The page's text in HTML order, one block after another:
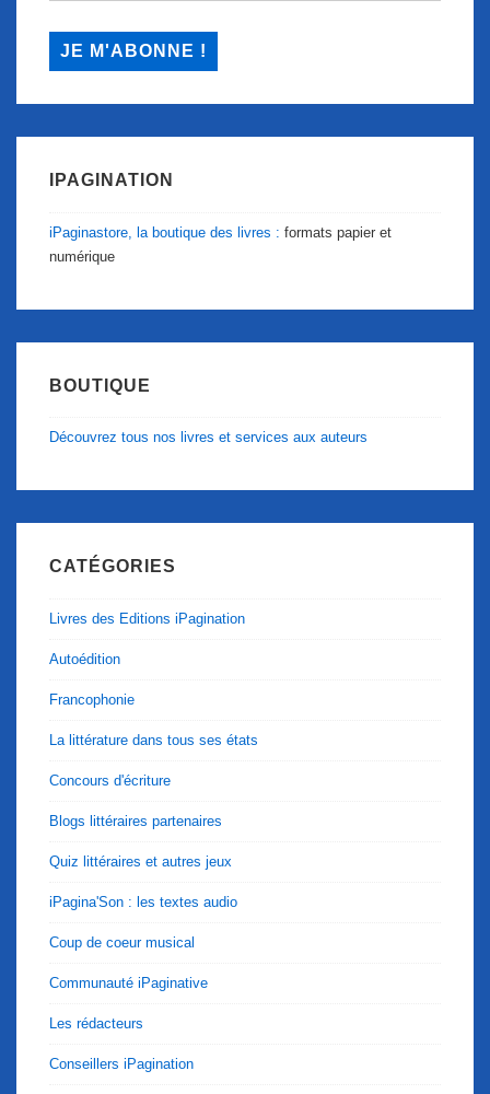
IPAGINATION
iPaginastore, la boutique des livres : formats papier et
numérique
BOUTIQUE
Découvrez tous nos livres et services aux auteurs
CATÉGORIES
Livres des Editions iPagination
Autoédition
Francophonie
La littérature dans tous ses états
Concours d'écriture
Blogs littéraires partenaires
Quiz littéraires et autres jeux
iPagina'Son : les textes audio
Coup de coeur musical
Communauté iPaginative
Les rédacteurs
Conseillers iPagination